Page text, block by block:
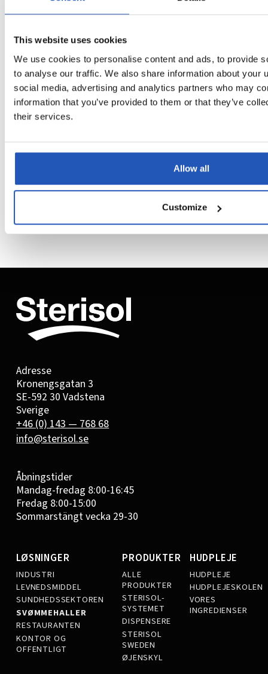
This website uses cookies
We use cookies to personalise content and ads, to provide
to analyse our traffic. We also share information about your
social media, advertising and analytics partners who may
information that you’ve provided to them or that they’ve
their services.
Allow all
Customize
Frågor & Svar
Hvordan føles din hud efter at have
vasket dig selv med ÄKTA?
→
Er ÄKTA også velegnet til personer med
følsom hud?
Hvad gør ÄKTA til et godt valg til
arbejdspladser med høje hygiejnekrav?
→
Adresse
Kronengsgatan 3
SE-592 30 Vadstena
Sverige
+46 (0) 143 — 768 68
info@sterisol.se
Åbningstider
Mandag-fredag 8:00-16:45
Fredag 8:00-15:00
Sommarstängt vecka 29-30
LØSNINGER
INDUSTRI
LEVNEDSMIDDEL
SUNDHEDSSEKTOREN
SVØMMEHALLER
RESTAURANTEN
KONTOR OG
OFFENTLIGT
PRODUKTER
ALLE
PRODUKTER
STERISOL-
SYSTEMET
DISPENSERE
STERISOL
SWEDEN
ØJENSKYL
HUDPLEJE
HUDPLEJE
HUDPLEJESKOLEN
VORES
INGREDIENSER